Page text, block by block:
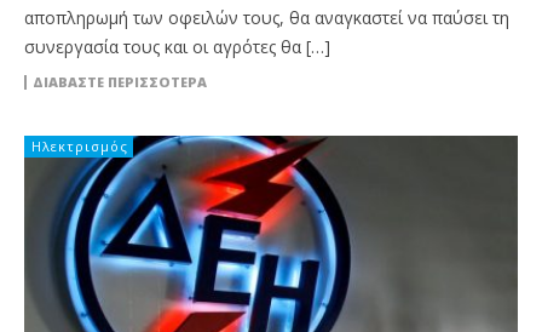
αποπληρωμή των οφειλών τους, θα αναγκαστεί να παύσει τη
συνεργασία τους και οι αγρότες θα […]
ΔΙΑΒΆΣΤΕ ΠΕΡΙΣΣΌΤΕΡΑ
Ηλεκτρισμός